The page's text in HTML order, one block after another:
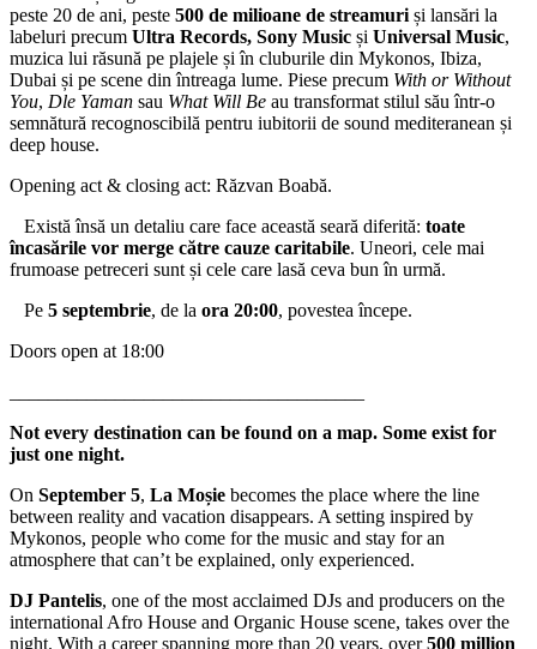
peste 20 de ani, peste 500 de milioane de streamuri și lansări la
labeluri precum Ultra Records, Sony Music și Universal Music,
muzica lui răsună pe plajele și în cluburile din Mykonos, Ibiza,
Dubai și pe scene din întreaga lume. Piese precum With or Without
You, Dle Yaman sau What Will Be au transformat stilul său într-o
semnătură recognoscibilă pentru iubitorii de sound mediteranean și
deep house.
Opening act & closing act: Răzvan Boabă.
Există însă un detaliu care face această seară diferită: toate
încasările vor merge către cauze caritabile. Uneori, cele mai
frumoase petreceri sunt și cele care lasă ceva bun în urmă.
Pe 5 septembrie, de la ora 20:00, povestea începe.
Doors open at 18:00
Not every destination can be found on a map. Some exist for
just one night.
On September 5, La Moșie becomes the place where the line
between reality and vacation disappears. A setting inspired by
Mykonos, people who come for the music and stay for an
atmosphere that can’t be explained, only experienced.
DJ Pantelis, one of the most acclaimed DJs and producers on the
international Afro House and Organic House scene, takes over the
night. With a career spanning more than 20 years, over500 million